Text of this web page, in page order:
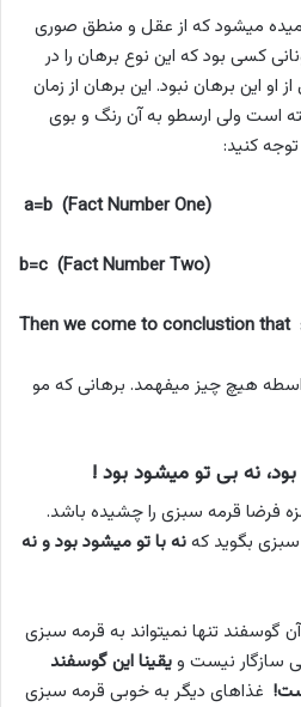
میشود که از عقل و منطق صوری
کسی بود که این نوع برهان را در
او این برهان نبود. این برهان از زمان
ولی ارسطو به آن رنگ و بوی
کنید:
a=b (Fact Number One)
b=c (Fact Number Two)
Then we come to conclustion that
هیچ چیز میفهمد. برهانی که مو
نه بی تو میشود بود !
فرضا قرمه سبزی را چشیده باشد.
سبزی بگوید کهنه با تو میشود بود و نه
گوسفند تنها نمیتواند به قرمه سبزی
سازگار نیست ویقینا این گوسفند
غذاهای دیگر به خوبی قرمه سبزی